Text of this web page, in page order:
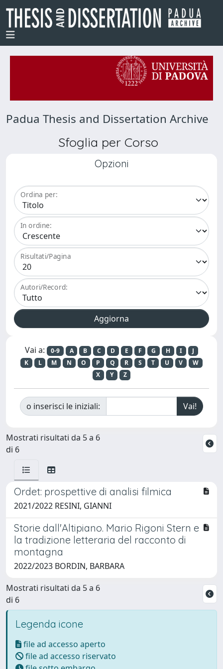
Padua Thesis and Dissertation Archive
Sfoglia per Corso
Opzioni
Ordina per:
In ordine:
Risultati/Pagina
Autori/Record:
Vai a: 0-9 A B C D E F G H I
J
K
L M N O P Q R S T U V
W
X
Y Z
o inserisci le iniziali:
Mostrati risultati da 5 a 6
di 6
Ordet: prospettive di analisi filmica
2021/2022 RESINI, GIANNI
Storie dall'Altipiano. Mario Rigoni Stern e
la tradizione letteraria del racconto di
montagna
2022/2023 BORDIN, BARBARA
Mostrati risultati da 5 a 6
di 6
Legenda icone
file ad accesso aperto
file ad accesso riservato